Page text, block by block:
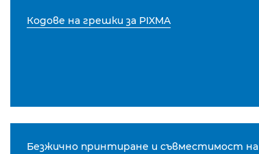
Кодове на грешки за PIXMA
Безжично принтиране и съвместимост на